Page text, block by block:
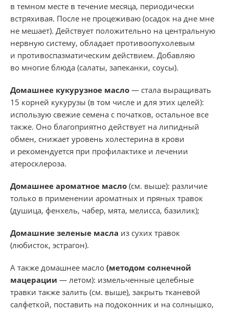
в темном месте в течение месяца, периодически
встряхивая. После не процеживаю (осадок на дне мне
не мешает). Действует положительно на центральную
нервную систему, обладает противоопухолевым
и противоспазматическим действием. Добавляю
во многие блюда (салаты, запеканки, соусы).
Домашнее кукурузное масло — стала выращивать
15 корней кукурузы (в том числе и для этих целей):
использую свежие семена с початков, остальное все
также. Оно благоприятно действует на липидный
обмен, снижает уровень холестерина в крови
и рекомендуется при профилактике и лечении
атеросклероза.
Домашнее ароматное масло (см. выше): различие
только в применении ароматных и пряных травок
(душица, фенхель, чабер, мята, мелисса, базилик);
Домашние зеленые масла из сухих травок
(любисток, эстрагон).
А также домашнее масло (методом солнечной
мацерации — летом): измельченные целебные
травки также залить (см. выше), закрыть тканевой
салфеткой, поставить на подоконник и на солнышко,